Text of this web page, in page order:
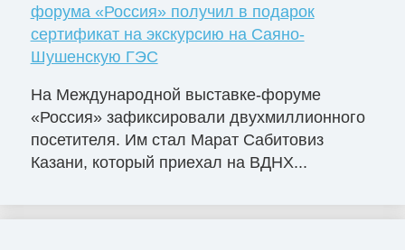
форума «Россия» получил в подарок
сертификат на экскурсию на Саяно-
Шушенскую ГЭС
На Международной выставке-форуме
«Россия» зафиксировали двухмиллионного
посетителя. Им стал Марат Сабитовиз
Казани, который приехал на ВДНХ...